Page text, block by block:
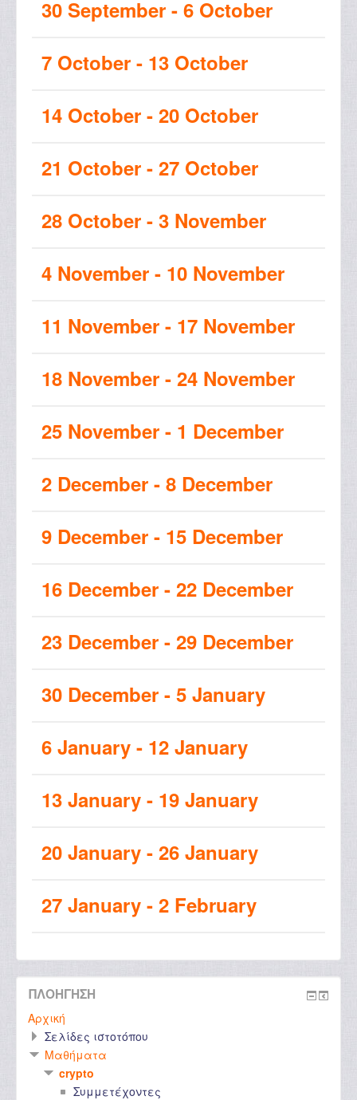
30 September - 6 October
7 October - 13 October
14 October - 20 October
21 October - 27 October
28 October - 3 November
4 November - 10 November
11 November - 17 November
18 November - 24 November
25 November - 1 December
2 December - 8 December
9 December - 15 December
16 December - 22 December
23 December - 29 December
30 December - 5 January
6 January - 12 January
13 January - 19 January
20 January - 26 January
27 January - 2 February
ΠΛΟΉΓΗΣΗ
Αρχική
Σελίδες ιστοτόπου
Μαθήματα
crypto
Συμμετέχοντες